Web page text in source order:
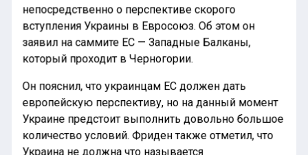
непосредственно о перспективе скорого
вступления Украины в Евросоюз. Об этом он
заявил на саммите ЕС — Западные Балканы,
который проходит в Черногории.
Он пояснил, что украинцам ЕС должен дать
европейскую перспективу, но на данный момент
Украине предстоит выполнить довольно большое
количество условий. Фриден также отметил, что
Украина не должна что называется